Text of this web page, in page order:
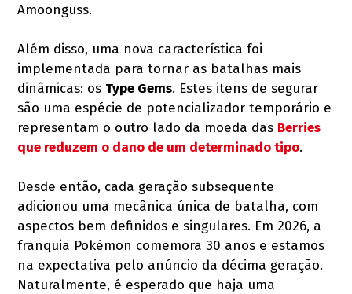
Amoonguss.
Além disso, uma nova característica foi
implementada para tornar as batalhas mais
dinâmicas: os Type Gems. Estes itens de segurar
são uma espécie de potencializador temporário e
representam o outro lado da moeda das Berries
que reduzem o dano de um determinado tipo.
Desde então, cada geração subsequente
adicionou uma mecânica única de batalha, com
aspectos bem definidos e singulares. Em 2026, a
franquia Pokémon comemora 30 anos e estamos
na expectativa pelo anúncio da décima geração.
Naturalmente, é esperado que haja uma